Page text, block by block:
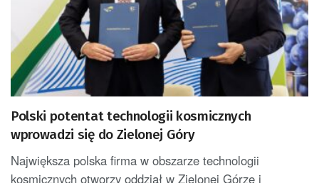
Polski potentat technologii kosmicznych
wprowadzi się do Zielonej Góry
Największa polska firma w obszarze technologii
kosmicznych otworzy oddział w Zielonej Górze i